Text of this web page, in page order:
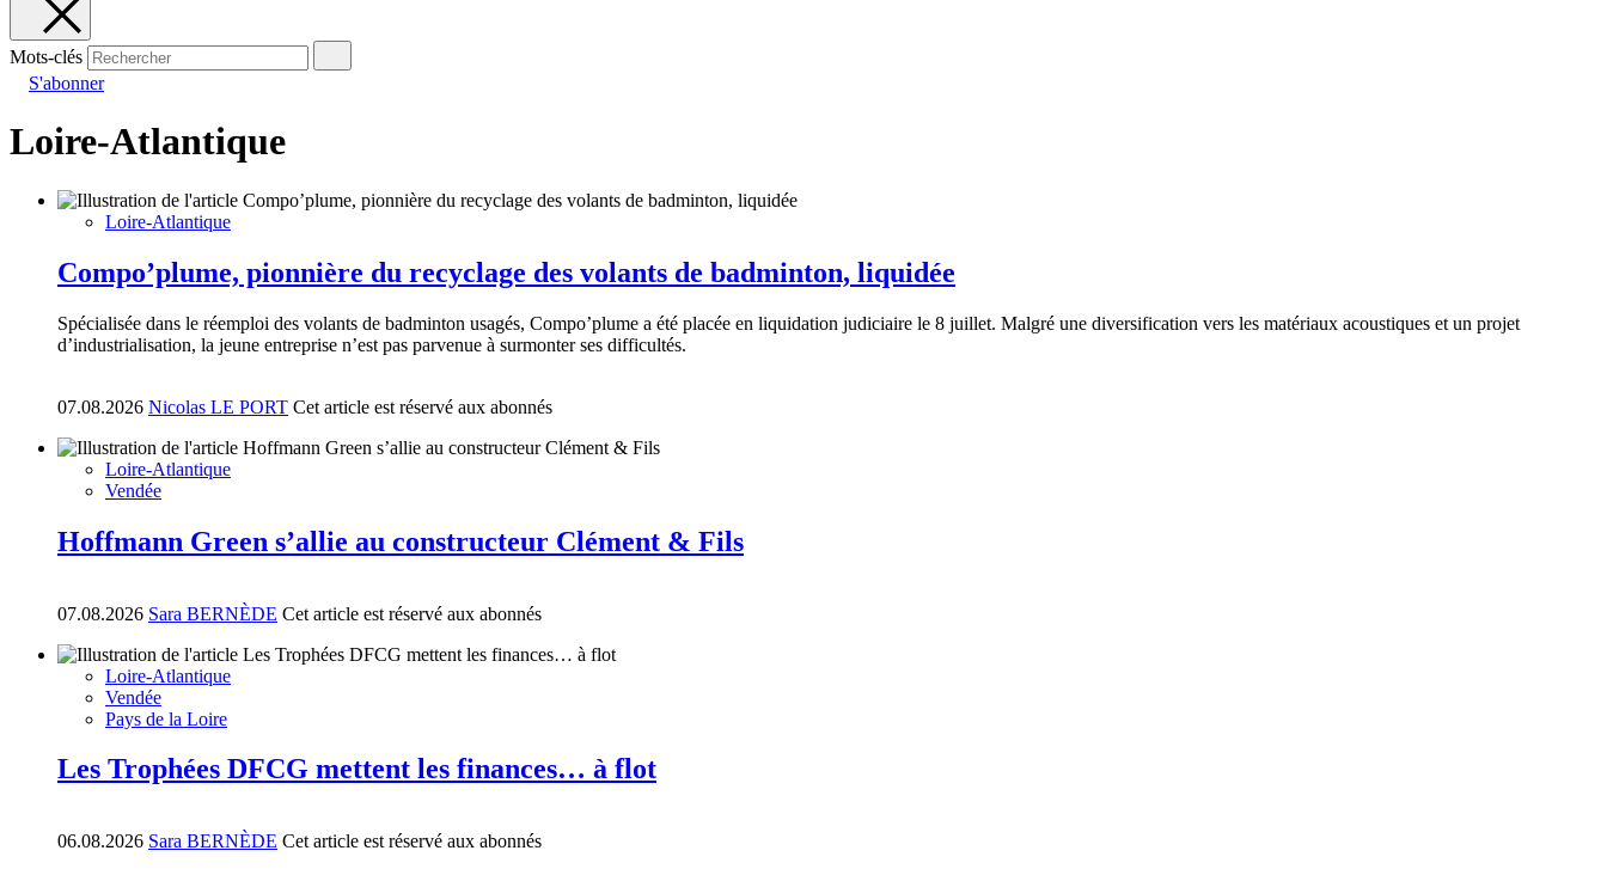
Mots-clés
S'abonner
Loire-Atlantique
Loire-Atlantique
Compo’plume, pionnière du recyclage des volants de badminton, liquidée
Spécialisée dans le réemploi des volants de badminton usagés, Compo’plume a été placée en liquidation judiciaire le 8 juillet. Malgré une diversification vers les matériaux acoustiques et un projet
d’industrialisation, la jeune entreprise n’est pas parvenue à surmonter ses difficultés.
07.08.2026 Nicolas LE PORT Cet article est réservé aux abonnés
Loire-Atlantique
Vendée
Hoffmann Green s’allie au constructeur Clément & Fils
07.08.2026 Sara BERNÈDE Cet article est réservé aux abonnés
Loire-Atlantique
Vendée
Pays de la Loire
Les Trophées DFCG mettent les finances… à flot
06.08.2026 Sara BERNÈDE Cet article est réservé aux abonnés